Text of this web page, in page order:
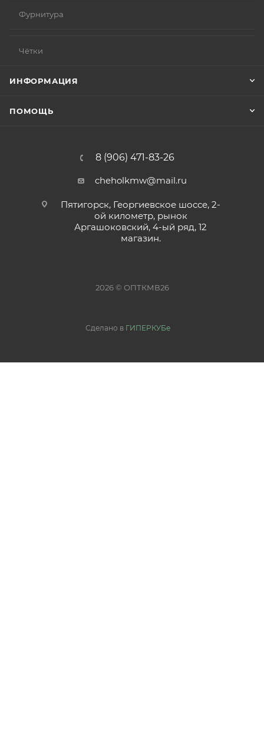
Фурнитура
Чётки
ИНФОРМАЦИЯ
ПОМОЩЬ
8 (906) 471-83-26
cheholkmw@mail.ru
Пятигорск, Георгиевское шоссе, 2-
ой километр, рынок
Аргашоковский, 4-ый ряд, 12
магазин.
2026 © ОПТКМВ26
Сделано в ГИПЕРКУБе